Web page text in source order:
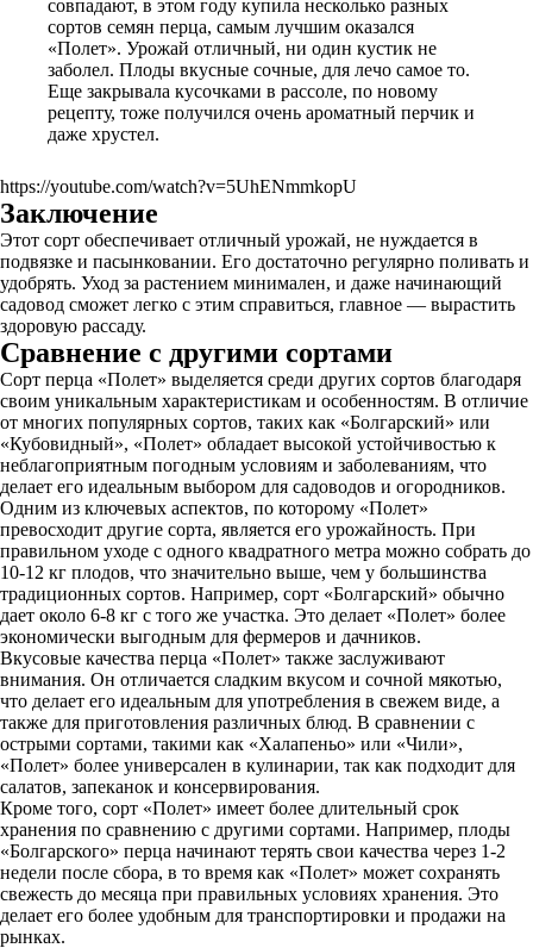
совпадают, в этом году купила несколько разных
сортов семян перца, самым лучшим оказался
«Полет». Урожай отличный, ни один кустик не
заболел. Плоды вкусные сочные, для лечо самое то.
Еще закрывала кусочками в рассоле, по новому
рецепту, тоже получился очень ароматный перчик и
даже хрустел.
https://youtube.com/watch?v=5UhENmmkopU
Заключение
Этот сорт обеспечивает отличный урожай, не нуждается в
подвязке и пасынковании. Его достаточно регулярно поливать и
удобрять. Уход за растением минимален, и даже начинающий
садовод сможет легко с этим справиться, главное — вырастить
здоровую рассаду.
Сравнение с другими сортами
Сорт перца «Полет» выделяется среди других сортов благодаря
своим уникальным характеристикам и особенностям. В отличие
от многих популярных сортов, таких как «Болгарский» или
«Кубовидный», «Полет» обладает высокой устойчивостью к
неблагоприятным погодным условиям и заболеваниям, что
делает его идеальным выбором для садоводов и огородников.
Одним из ключевых аспектов, по которому «Полет»
превосходит другие сорта, является его урожайность. При
правильном уходе с одного квадратного метра можно собрать до
10-12 кг плодов, что значительно выше, чем у большинства
традиционных сортов. Например, сорт «Болгарский» обычно
дает около 6-8 кг с того же участка. Это делает «Полет» более
экономически выгодным для фермеров и дачников.
Вкусовые качества перца «Полет» также заслуживают
внимания. Он отличается сладким вкусом и сочной мякотью,
что делает его идеальным для употребления в свежем виде, а
также для приготовления различных блюд. В сравнении с
острыми сортами, такими как «Халапеньо» или «Чили»,
«Полет» более универсален в кулинарии, так как подходит для
салатов, запеканок и консервирования.
Кроме того, сорт «Полет» имеет более длительный срок
хранения по сравнению с другими сортами. Например, плоды
«Болгарского» перца начинают терять свои качества через 1-2
недели после сбора, в то время как «Полет» может сохранять
свежесть до месяца при правильных условиях хранения. Это
делает его более удобным для транспортировки и продажи на
рынках.